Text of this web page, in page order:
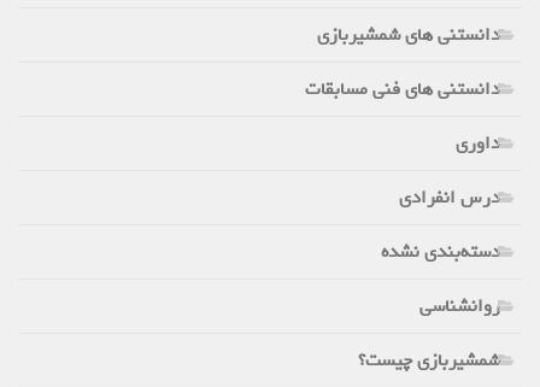
دانستنی های شمشیربازی
دانستنی های فنی مسابقات
داوری
درس انفرادی
دسته‌بندی نشده
روانشناسی
شمشیربازی چیست؟